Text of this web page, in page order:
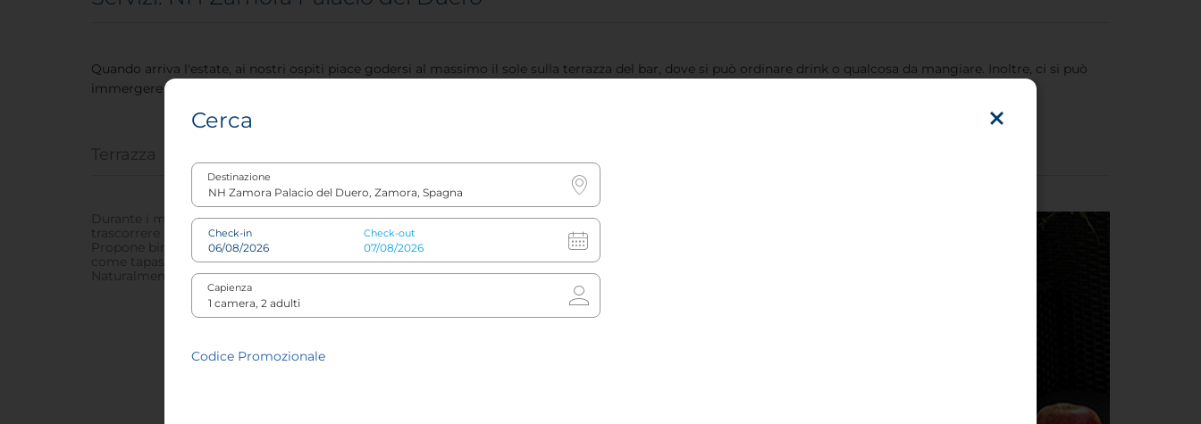
Quando arriva l'estate, ai nostri ospiti piace godersi al massimo il sole sulla terrazza del bar, dove si può ordinare drink o qualcosa da mangiare. Inoltre, ci si può
immergere nella fantastica vista della chiesa.
Terrazza
Durante i mesi estivi il bar con terrazza è a disposizione degli ospiti per
trascorrere qualche ora all'aria aperta.
Propone birre, vini e cocktail e serve anche da mangiare ai tavoli, sia spuntini
come tapas che pasti completi.
Naturalmente, ci si può anche solo rilassare e godere della vista sulla chiesa.
Cerca
Destinazione
Check-in Check-out
Capienza
Codice Promozionale